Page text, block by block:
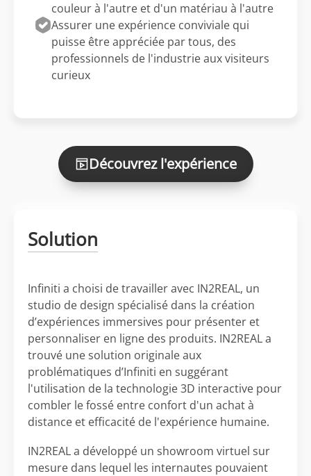
couleur à l'autre et d'un matériau à l'autre
Assurer une expérience conviviale qui
puisse être appréciée par tous, des
professionnels de l'industrie aux visiteurs
curieux
Découvrez l'expérience
Solution
Infiniti a choisi de travailler avec IN2REAL, un
studio de design spécialisé dans la création
d’expériences immersives pour présenter et
personnaliser en ligne des produits. IN2REAL a
trouvé une solution originale aux
problématiques d’Infiniti en suggérant
l'utilisation de la technologie 3D interactive pour
combler le fossé entre confort d'un achat à
distance et efficacité de l'expérience humaine.
IN2REAL a développé un showroom virtuel sur
mesure dans lequel les internautes pouvaient